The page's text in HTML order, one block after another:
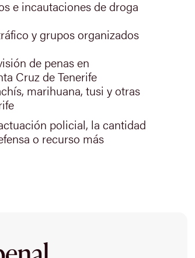
e incautaciones de droga
y grupos organizados
de penas en
Cruz de Tenerife
marihuana, tusi y otras
policial, la cantidad
o recurso más